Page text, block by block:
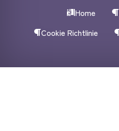
Home
Cookie Richtlinie